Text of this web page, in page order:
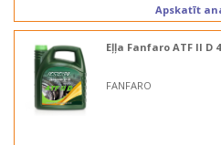
Apskatīt
Eļļa Fanfaro ATF II D
FANFARO